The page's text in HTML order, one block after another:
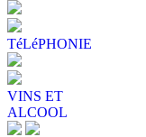
TéLéPHONIE
VINS ET
ALCOOL